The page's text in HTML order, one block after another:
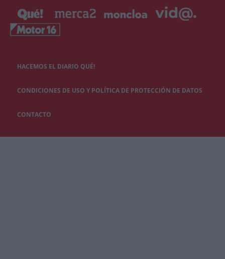
HACEMOS EL DIARIO QUÉ!
CONDICIONES DE USO Y POLÍTICA DE PROTECCIÓN DE DATOS
CONTACTO